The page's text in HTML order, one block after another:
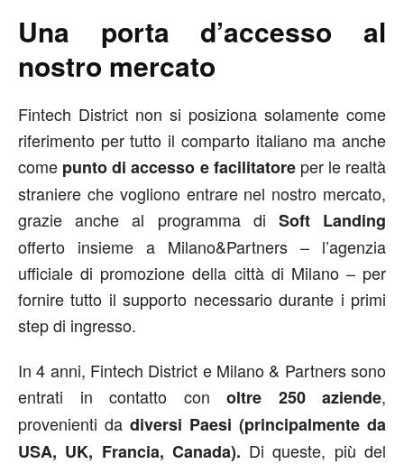
Una porta d’accesso al
nostro mercato
Fintech District non si posiziona solamente come
riferimento per tutto il comparto italiano ma anche
come punto di accesso e facilitatoreper le realtà
straniere che vogliono entrare nel nostro mercato,
grazie anche al programma di Soft Landing
offerto insieme a Milano&Partners – l’agenzia
ufficiale di promozione della città di Milano – per
fornire tutto il supporto necessario durante i primi
step di ingresso.
In 4 anni, Fintech District e Milano & Partners sono
entrati in contatto con oltre 250 aziende,
provenienti da diversi Paesi (principalmente da
USA, UK, Francia, Canada). Di queste, più del